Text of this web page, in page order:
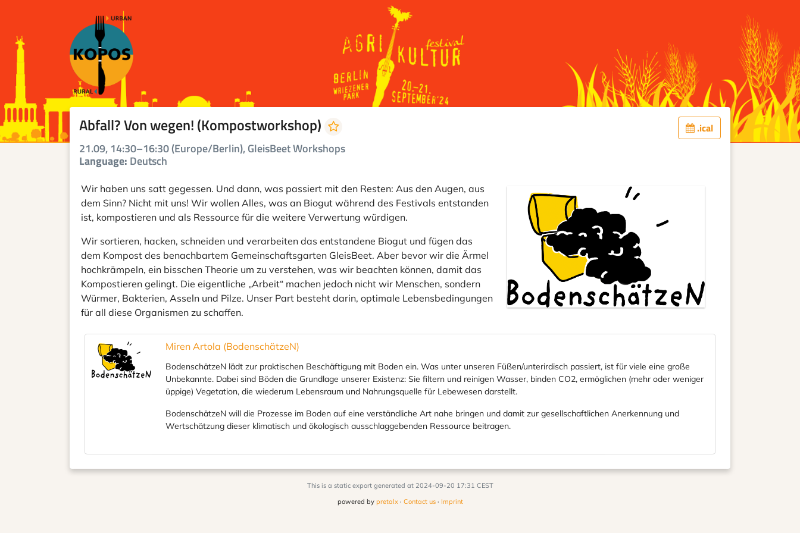
Abfall? Von wegen! (Kompostworkshop) .ical
21.09, 14:30–16:30 (Europe/Berlin), GleisBeet Workshops
Language: Deutsch
Wir haben uns satt gegessen. Und dann, was passiert mit den Resten: Aus den Augen, aus
dem Sinn? Nicht mit uns! Wir wollen Alles, was an Biogut während des Festivals entstanden
ist, kompostieren und als Ressource für die weitere Verwertung würdigen.
Wir sortieren, hacken, schneiden und verarbeiten das entstandene Biogut und fügen das
dem Kompost des benachbartem Gemeinschaftsgarten GleisBeet. Aber bevor wir die Ärmel
hochkrämpeln, ein bisschen Theorie um zu verstehen, was wir beachten können, damit das
Kompostieren gelingt. Die eigentliche „Arbeit“ machen jedoch nicht wir Menschen, sondern
Würmer, Bakterien, Asseln und Pilze. Unser Part besteht darin, optimale Lebensbedingungen
für all diese Organismen zu schaffen.
Miren Artola (BodenschätzeN)
BodenschätzeN lädt zur praktischen Beschäftigung mit Boden ein. Was unter unseren Füßen/unterirdisch passiert, ist für viele eine große
Unbekannte. Dabei sind Böden die Grundlage unserer Existenz: Sie filtern und reinigen Wasser, binden CO2, ermöglichen (mehr oder weniger
üppige) Vegetation, die wiederum Lebensraum und Nahrungsquelle für Lebewesen darstellt.
BodenschätzeN will die Prozesse im Boden auf eine verständliche Art nahe bringen und damit zur gesellschaftlichen Anerkennung und
Wertschätzung dieser klimatisch und ökologisch ausschlaggebenden Ressource beitragen.
This is a static export generated at 2024-09-20 17:31 CEST
powered by pretalx· Contact us· Imprint